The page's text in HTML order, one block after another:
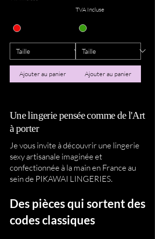
Ajouter au panier
TVA Incluse
Ajouter au panier
Une lingerie pensée comme de l'Art
à porter
Je vous invite à découvrir une lingerie
sexy artisanale imaginée et
confectionnée à la main en France au
sein de PIKAWAI LINGERIES.
Des pièces qui sortent des
codes classiques